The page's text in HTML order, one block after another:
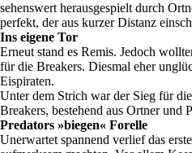
sehenswert herausgespielt durch
perfekt, der aus kurzer Distanz
Ins eigene Tor
Erneut stand es Remis. Jedoch
für die Breakers. Diesmal eher
Eispiraten.
Unter dem Strich war der Sieg für
Breakers, bestehend aus Ortner und
Predators »biegen« Forelle
Unerwartet spannend verlief das